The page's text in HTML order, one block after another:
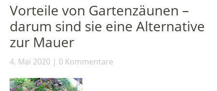
Vorteile von Gartenzäunen –
darum sind sie eine Alternative
zur Mauer
4. Mai 2020 0 Kommentare